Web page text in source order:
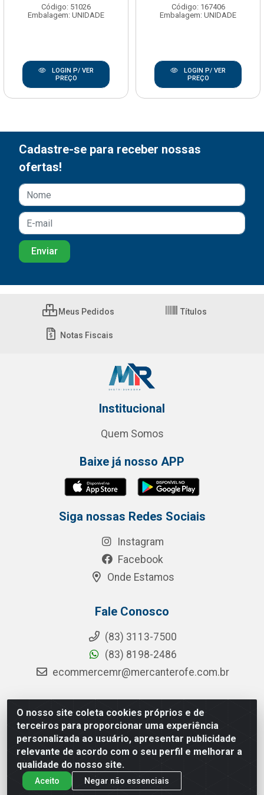
Código: 51026
Embalagem: UNIDADE
LOGIN P/ VER
PREÇO
Código: 167406
Embalagem: UNIDADE
LOGIN P/ VER
PREÇO
O nosso site coleta cookies próprios e de
terceiros para proporcionar uma experiência
personalizada ao usuário, apresentar publicidade
relevante de acordo com o seu perfil e melhorar a
qualidade do nosso site.
Aceito
Negar não essenciais
Cadastre-se para receber nossas
ofertas!
Meus Pedidos Títulos
Notas Fiscais
Institucional
Quem Somos
Baixe já nosso APP
Siga nossas Redes Sociais
Instagram
Facebook
Onde Estamos
Fale Conosco
(83) 3113-7500
(83) 8198-2486
ecommercemr@mercanterofe.com.br
MR Distribuidora - Rua Hortêncio Ribeiro de Luna, 3777 -
Distrito Industrial, João Pessoa/PB - CEP 58081-400 -
CNPJ 35.428.312/0001-85